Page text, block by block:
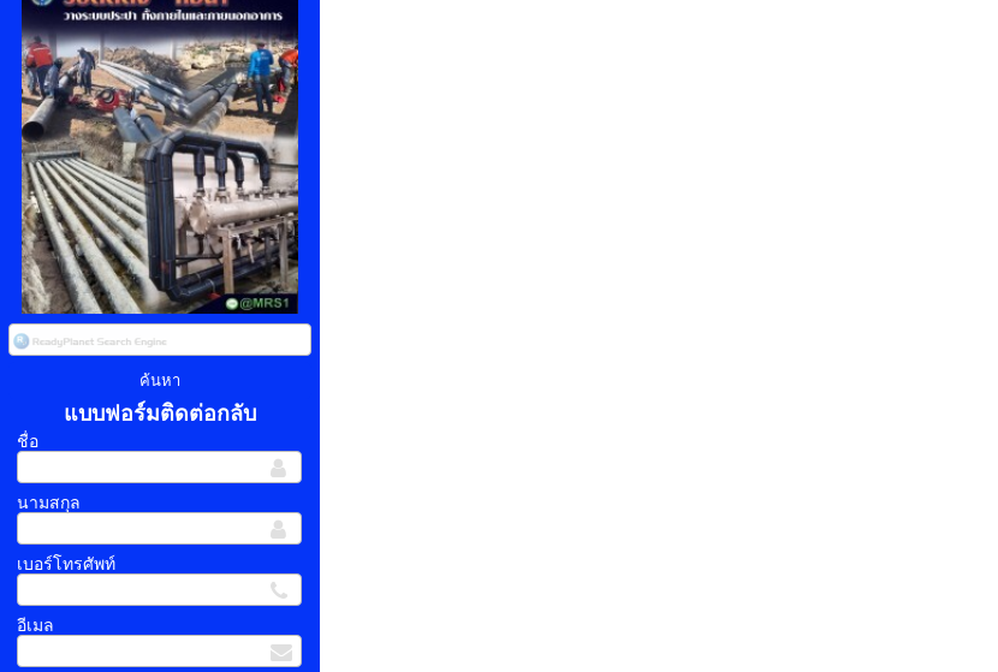
แบบฟอร์มติดต่อกลับ
ชื่อ
นามสกุล
เบอร์โทรศัพท์
อีเมล